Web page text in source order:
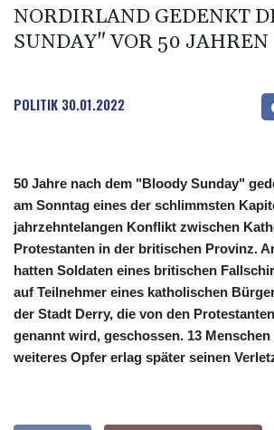
NORDIRLAND GEDENKT
SUNDAY" VOR 50 JAHREN
POLITIK 30.01.2022
50 Jahre nach dem "Bloody Sunday"
am Sonntag eines der schlimmsten
jahrzehntelangen Konflikt zwischen
Protestanten in der britischen Provinz.
hatten Soldaten eines britischen
auf Teilnehmer eines katholischen
der Stadt Derry, die von den
genannt wird, geschossen. 13
weiteres Opfer erlag später seinen